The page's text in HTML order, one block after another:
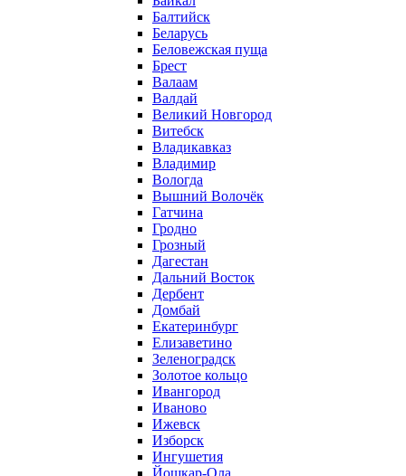
Балтийск
Беларусь
Беловежская пуща
Брест
Валаам
Валдай
Великий Новгород
Витебск
Владикавказ
Владимир
Вологда
Вышний Волочёк
Гатчина
Гродно
Грозный
Дагестан
Дальний Восток
Дербент
Домбай
Екатеринбург
Елизаветино
Зеленоградск
Золотое кольцо
Ивангород
Иваново
Ижевск
Изборск
Ингушетия
Йошкар-Ола